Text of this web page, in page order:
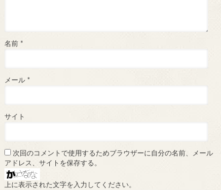
名前 *
メール *
サイト
次回のコメントで使用するためブラウザーに自分の名前、メール
アドレス、サイトを保存する。
上に表示された文字を入力してください。